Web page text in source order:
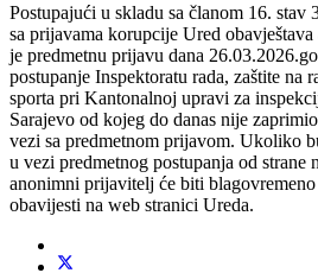
Postupajući u skladu sa članom 16. stav
sa prijavama korupcije Ured
je predmetnu prijavu dana
postupanje Inspektoratu rada, zaštite na
sporta pri Kantonalnoj upravi za
Sarajevo od kojeg do danas nije
vezi sa predmetnom prijavom. Ukoliko
u vezi predmetnog postupanja od strane
anonimni prijavitelj će biti
obavijesti na web stranici Ureda.